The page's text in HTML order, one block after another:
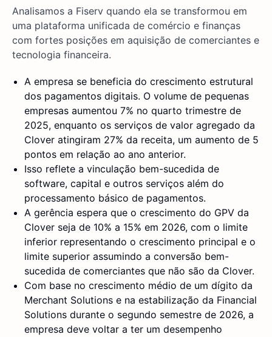
Analisamos a Fiserv quando ela se transformou em
uma plataforma unificada de comércio e finanças
com fortes posições em aquisição de comerciantes e
tecnologia financeira.
A empresa se beneficia do crescimento estrutural
dos pagamentos digitais. O volume de pequenas
empresas aumentou 7% no quarto trimestre de
2025, enquanto os serviços de valor agregado da
Clover atingiram 27% da receita, um aumento de 5
pontos em relação ao ano anterior.
Isso reflete a vinculação bem-sucedida de
software, capital e outros serviços além do
processamento básico de pagamentos.
A gerência espera que o crescimento do GPV da
Clover seja de 10% a 15% em 2026, com o limite
inferior representando o crescimento principal e o
limite superior assumindo a conversão bem-
sucedida de comerciantes que não são da Clover.
Com base no crescimento médio de um dígito da
Merchant Solutions e na estabilização da Financial
Solutions durante o segundo semestre de 2026, a
empresa deve voltar a ter um desempenho